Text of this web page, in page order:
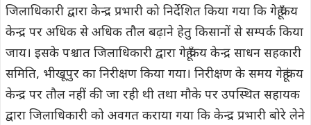
जिलाधिकारी द्वारा केन्द्र प्रभारी को निर्देशित किया गया कि गेहूँ क्रय
केन्द्र पर अधिक से अधिक तौल बढ़ाने हेतु किसानों से सम्पर्क किया
जाय। इसके पश्चात जिलाधिकारी द्वारा गेहूँ क्रय केन्द्र साधन सहकारी
समिति, भीखूपुर का निरीक्षण किया गया। निरीक्षण के समय गेहूं क्रय
केन्द्र पर तौल नहीं की जा रही थी तथा मौके पर उपस्थित सहायक
द्वारा जिलाधिकारी को अवगत कराया गया कि केन्द्र प्रभारी बोरे लेने